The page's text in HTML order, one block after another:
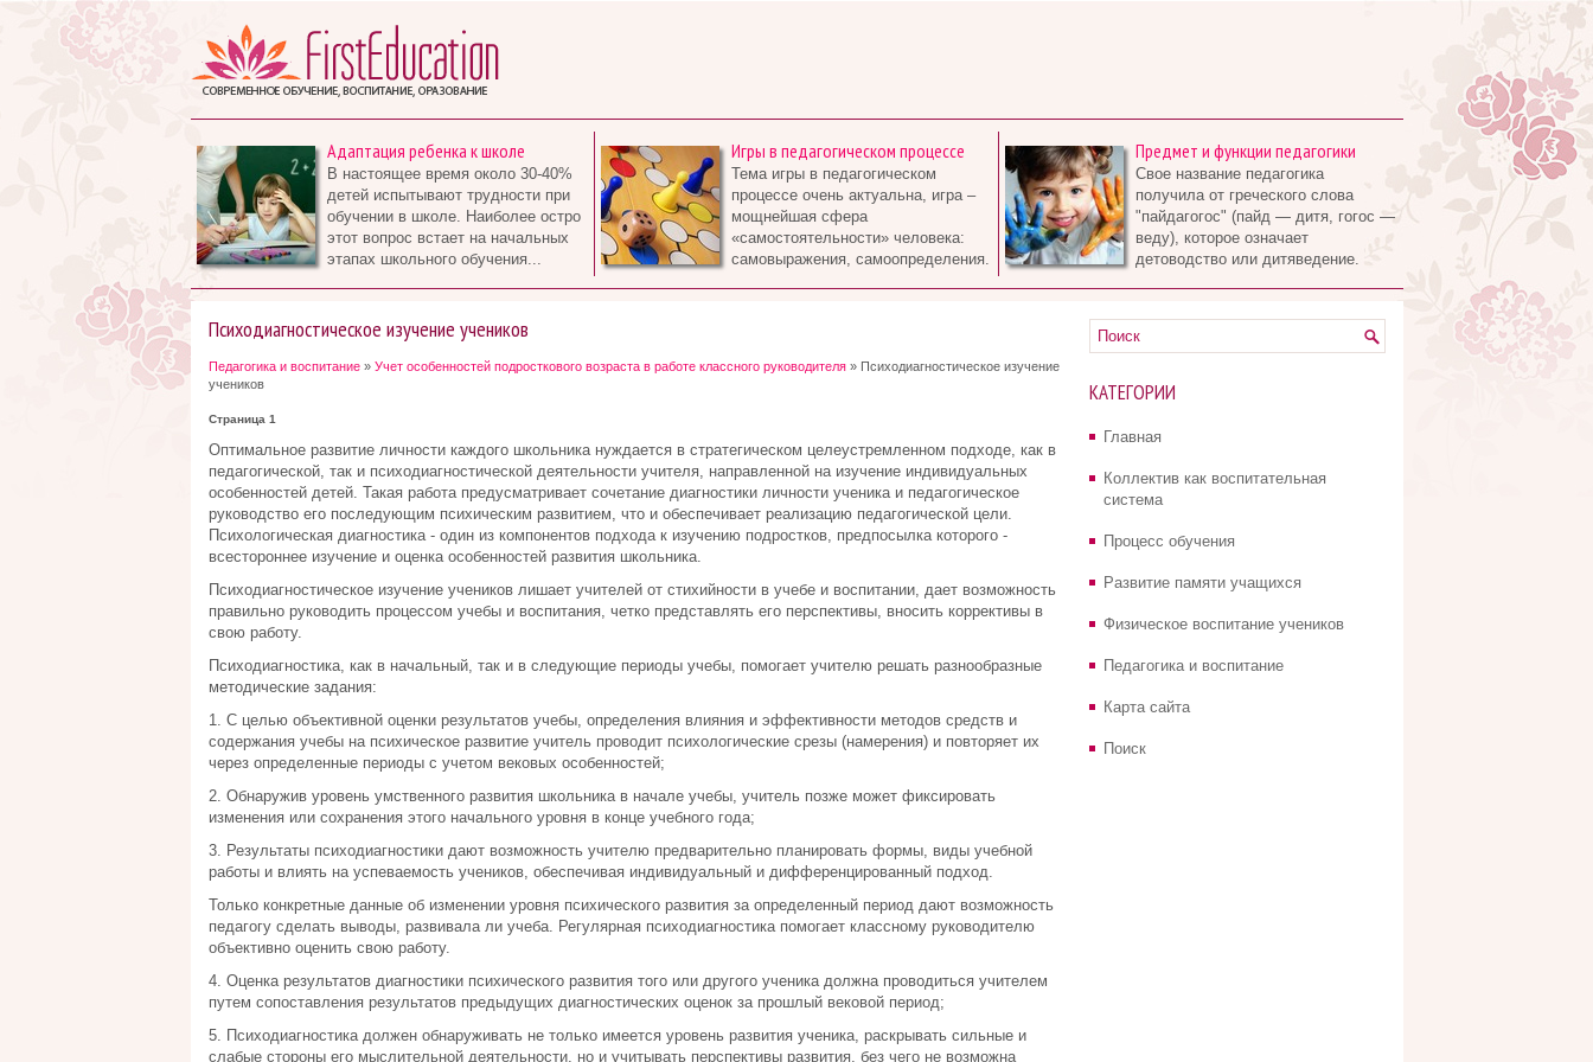
Адаптация ребенка к школе
В настоящее время около 30-40%
детей испытывают трудности при
обучении в школе. Наиболее остро
этот вопрос встает на начальных
этапах школьного обучения...
Игры в педагогическом процессе
Тема игры в педагогическом
процессе очень актуальна, игра –
мощнейшая сфера
«самостоятельности» человека:
самовыражения, самоопределения.
Предмет и функции педагогики
Свое название педагогика
получила от греческого слова
"пайдагогос" (пайд — дитя, гогос —
веду), которое означает
детоводство или дитяведение.
Психодиагностическое изучение учеников
Педагогика и воспитание» Учет особенностей подросткового возраста в работе классного руководителя» Психодиагностическое изучение
учеников
Страница 1
Оптимальное развитие личности каждого школьника нуждается в стратегическом целеустремленном подходе, как в
педагогической, так и психодиагностической деятельности учителя, направленной на изучение индивидуальных
особенностей детей. Такая работа предусматривает сочетание диагностики личности ученика и педагогическое
руководство его последующим психическим развитием, что и обеспечивает реализацию педагогической цели.
Психологическая диагностика - один из компонентов подхода к изучению подростков, предпосылка которого -
всестороннее изучение и оценка особенностей развития школьника.
Психодиагностическое изучение учеников лишает учителей от стихийности в учебе и воспитании, дает возможность
правильно руководить процессом учебы и воспитания, четко представлять его перспективы, вносить коррективы в
свою работу.
Психодиагностика, как в начальный, так и в следующие периоды учебы, помогает учителю решать разнообразные
методические задания:
1. С целью объективной оценки результатов учебы, определения влияния и эффективности методов средств и
содержания учебы на психическое развитие учитель проводит психологические срезы (намерения) и повторяет их
через определенные периоды с учетом вековых особенностей;
2. Обнаружив уровень умственного развития школьника в начале учебы, учитель позже может фиксировать
изменения или сохранения этого начального уровня в конце учебного года;
3. Результаты психодиагностики дают возможность учителю предварительно планировать формы, виды учебной
работы и влиять на успеваемость учеников, обеспечивая индивидуальный и дифференцированный подход.
Только конкретные данные об изменении уровня психического развития за определенный период дают возможность
педагогу сделать выводы, развивала ли учеба. Регулярная психодиагностика помогает классному руководителю
объективно оценить свою работу.
4. Оценка результатов диагностики психического развития того или другого ученика должна проводиться учителем
путем сопоставления результатов предыдущих диагностических оценок за прошлый вековой период;
5. Психодиагностика должен обнаруживать не только имеется уровень развития ученика, раскрывать сильные и
слабые стороны его мыслительной деятельности, но и учитывать перспективы развития, без чего не возможна
КАТЕГОРИИ
Главная
Коллектив как воспитательная
система
Процесс обучения
Развитие памяти учащихся
Физическое воспитание учеников
Педагогика и воспитание
Карта сайта
Поиск